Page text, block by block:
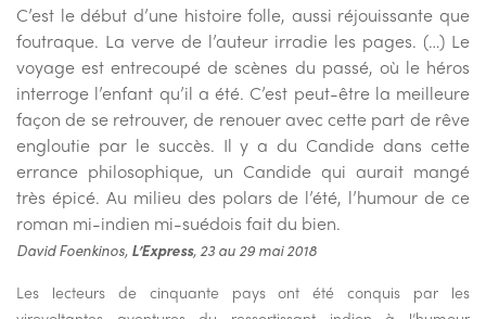
C’est le début d’une histoire folle, aussi réjouissante que
foutraque. La verve de l’auteur irradie les pages. (…) Le
voyage est entrecoupé de scènes du passé, où le héros
interroge l’enfant qu’il a été. C’est peut-être la meilleure
façon de se retrouver, de renouer avec cette part de rêve
engloutie par le succès. Il y a du Candide dans cette
errance philosophique, un Candide qui aurait mangé
très épicé. Au milieu des polars de l’été, l’humour de ce
roman mi-indien mi-suédois fait du bien.
David Foenkinos, L’Express, 23 au 29 mai 2018
Les lecteurs de cinquante pays ont été conquis par les